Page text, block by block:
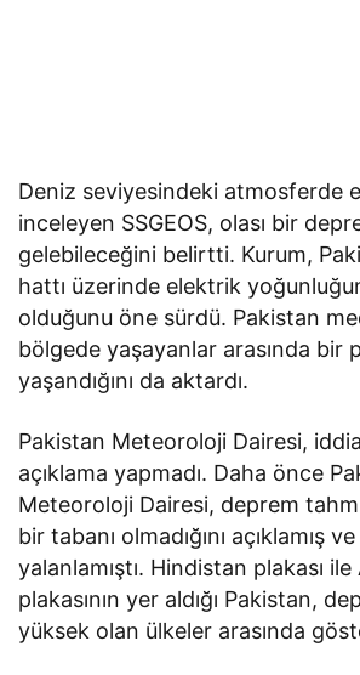
Deniz seviyesindeki atmosferde
inceleyen SSGEOS, olası bir
gelebileceğini belirtti. Kurum,
hattı üzerinde elektrik
olduğunu öne sürdü. Pakistan
bölgede yaşayanlar arasında bir
yaşandığını da aktardı.
Pakistan Meteoroloji Dairesi,
açıklama yapmadı. Daha önce
Meteoroloji Dairesi, deprem
bir tabanı olmadığını açıklamış
yalanlamıştı. Hindistan plakası ile
plakasının yer aldığı Pakistan,
yüksek olan ülkeler arasında